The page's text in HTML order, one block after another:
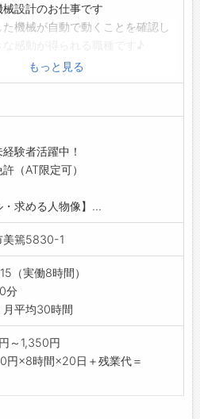
！自分が働くイメージができま
応募を心よりお待ちしております
設計のお仕事です
た機械が自動で動くことを確認し
計アシスタント
使用
へのデータ入力
少しずつ経験を積み、将来的に
携われるよう成長できる環境で
学んだ方歓迎！
イント♪】
中！
接雇用（正社員登用）の可能性が
おすすめ♪】
味のある方！
もっと見る
験者活躍中！
（AT限定可）
・求める人物像】...
美篶5830-1
（実働8時間）
分
月平均30時間
～1,350円
円×8時間×20日＋残業代＝